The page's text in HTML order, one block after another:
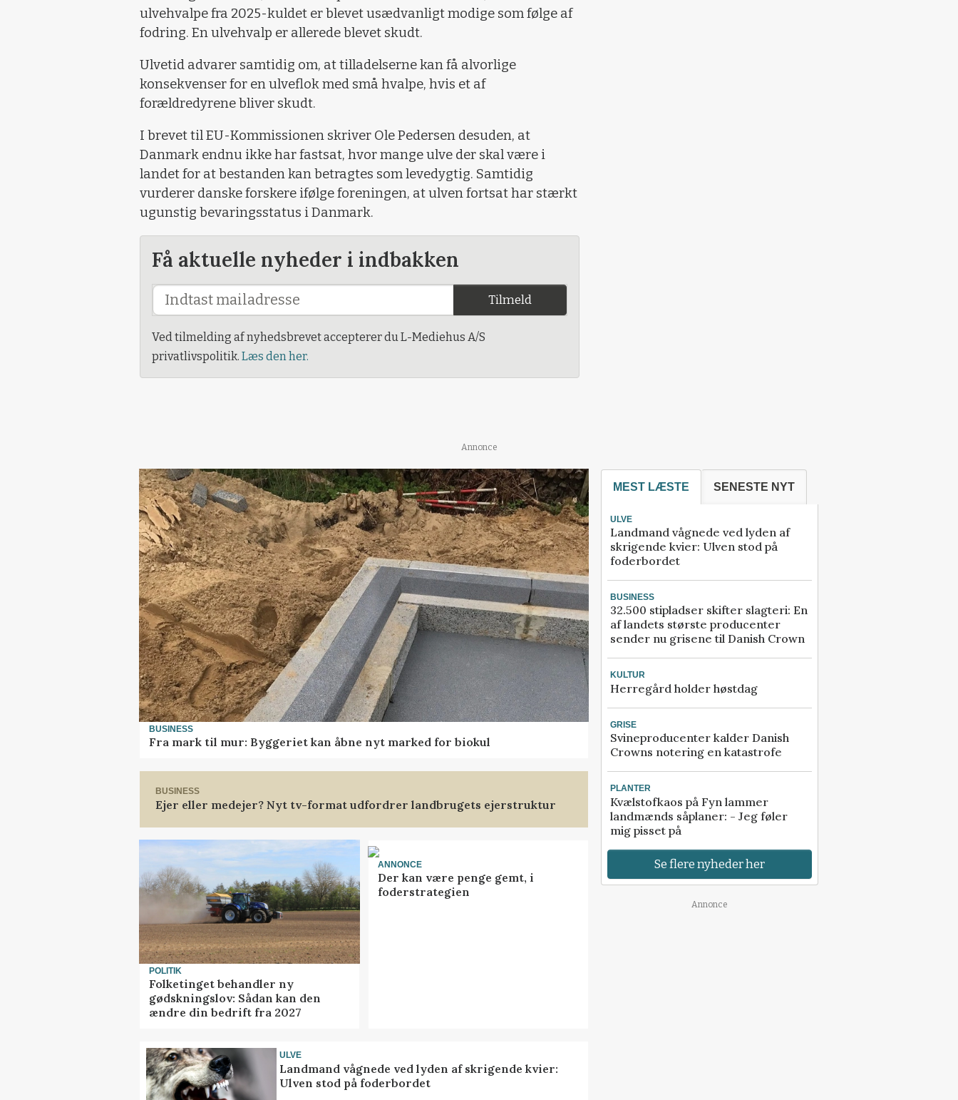
ulvehvalpe fra 2025-kuldet er blevet usædvanligt modige som følge af
fodring. En ulvehvalp er allerede blevet skudt.
Ulvetid advarer samtidig om, at tilladelserne kan få alvorlige
konsekvenser for en ulveflok med små hvalpe, hvis et af
forældredyrene bliver skudt.
I brevet til EU-Kommissionen skriver Ole Pedersen desuden, at
Danmark endnu ikke har fastsat, hvor mange ulve der skal være i
landet for at bestanden kan betragtes som levedygtig. Samtidig
vurderer danske forskere ifølge foreningen, at ulven fortsat har stærkt
ugunstig bevaringsstatus i Danmark.
Få aktuelle nyheder i indbakken
Tilmeld
Ved tilmelding af nyhedsbrevet accepterer du L-Mediehus A/S
privatlivspolitik. Læs den her.
Annonce
BUSINESS
Fra mark til mur: Byggeriet kan åbne nyt marked for biokul
BUSINESS
Ejer eller medejer? Nyt tv-format udfordrer landbrugets ejerstruktur
POLITIK
Folketinget behandler ny
gødskningslov: Sådan kan den
ændre din bedrift fra 2027
ANNONCE
Der kan være penge gemt, i
foderstrategien
ULVE
Landmand vågnede ved lyden af skrigende kvier:
Ulven stod på foderbordet
MEST LÆSTE SENESTE NYT
ULVE
Landmand vågnede ved lyden af
skrigende kvier: Ulven stod på
foderbordet
BUSINESS
32.500 stipladser skifter slagteri: En
af landets største producenter
sender nu grisene til Danish Crown
KULTUR
Herregård holder høstdag
GRISE
Svineproducenter kalder Danish
Crowns notering en katastrofe
PLANTER
Kvælstofkaos på Fyn lammer
landmænds såplaner: - Jeg føler
mig pisset på
Se flere nyheder her
Annonce